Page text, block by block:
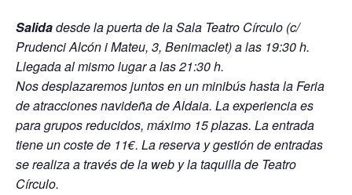
Salidadesde la puerta de la Sala Teatro Círculo (c/
Prudenci Alcón i Mateu, 3, Benimaclet) a las 19:30 h.
Llegada al mismo lugar a las 21:30 h.
Nos desplazaremos juntos en un minibús hasta la Feria
de atracciones navideña de Aldaia. La experiencia es
para grupos reducidos, máximo 15 plazas. La entrada
tiene un coste de 11€. La reserva y gestión de entradas
se realiza a través de la web y la taquilla de Teatro
Círculo.